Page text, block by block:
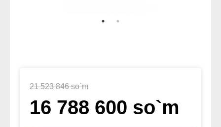
21 523 846 so`m
16 788 600 so`m